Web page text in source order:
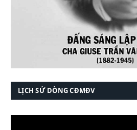
LỊCH SỬ DÒNG CĐMĐV